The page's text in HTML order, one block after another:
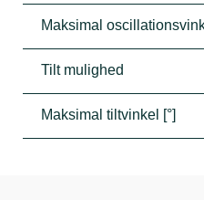
Maksimal
Tilt mulighed
Maksimal tiltvinkel [°]